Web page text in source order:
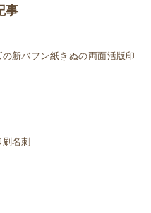
事
新バフン紙きぬの両面活版印
名刺